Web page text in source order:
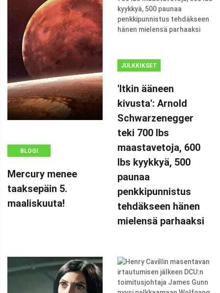
BLOGI
Mercury menee
taaksepäin 5.
maaliskuuta!
JULKKIKSET
(ADSBYGOOGLE
=
WINDOW.ADSBYGOOGLE
|| []).PUSH({});
ARNOLD
SCHWARZENEGGER
TEKI 700 LBS
MAASTAVETOJA
'Itkin ääneen
kivusta': Arnold
Schwarzenegger
teki 700 lbs
maastavetoja, 600
lbs kyykkyä, 500
paunaa
penkkipunnistus
tehdäkseen hänen
mielensä parhaaksi